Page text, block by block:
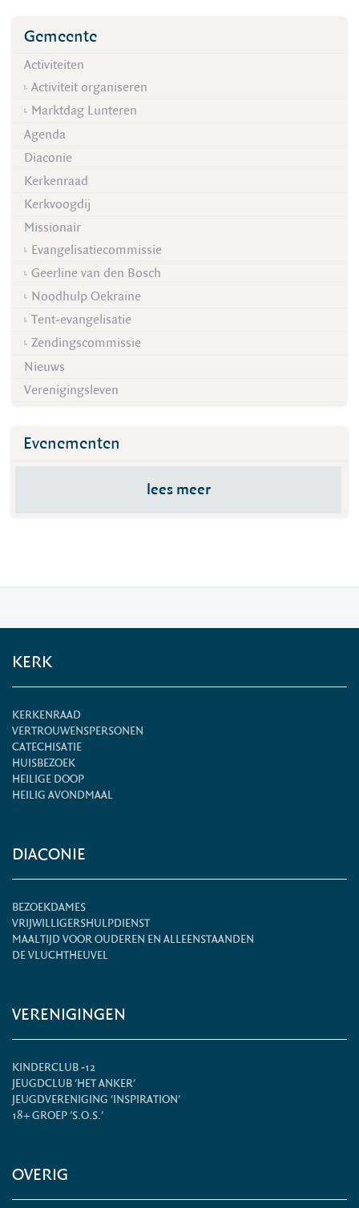
Gemeente
Activiteiten
Activiteit organiseren
Marktdag Lunteren
Agenda
Diaconie
Kerkenraad
Kerkvoogdij
Missionair
Evangelisatiecommissie
Geerline van den Bosch
Noodhulp Oekraïne
Tent-evangelisatie
Zendingscommissie
Nieuws
Verenigingsleven
Evenementen
lees meer
KERK
KERKENRAAD
VERTROUWENSPERSONEN
CATECHISATIE
HUISBEZOEK
HEILIGE DOOP
HEILIG AVONDMAAL
DIACONIE
BEZOEKDAMES
VRIJWILLIGERSHULPDIENST
MAALTIJD VOOR OUDEREN EN ALLEENSTAANDEN
DE VLUCHTHEUVEL
VERENIGINGEN
KINDERCLUB -12
JEUGDCLUB 'HET ANKER'
JEUGDVERENIGING 'INSPIRATION'
18+ GROEP 'S.O.S.'
OVERIG